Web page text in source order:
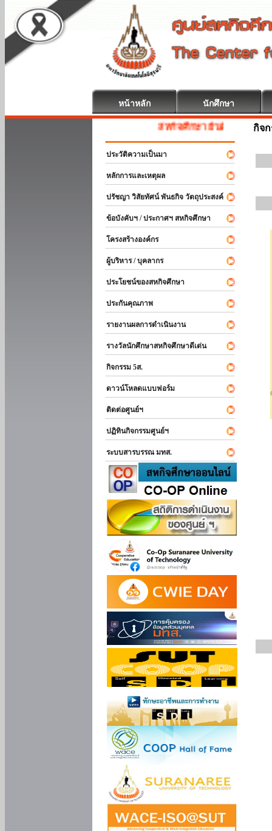
หน้าหลัก นักศึกษา
สหกิจศึกษา ยินดีต้อนรับ
ประวัติความเป็นมา
หลักการและเหตุผล
ปรัชญา วิสัยทัศน์ พันธกิจ วัตถุประสงค์
ข้อบังคับฯ / ประกาศฯ สหกิจศึกษา
โครงสร้างองค์กร
ผู้บริหาร / บุคลากร
ประโยชน์ของสหกิจศึกษา
ประกันคุณภาพ
รายงานผลการดำเนินงาน
รางวัลนักศึกษาสหกิจศึกษาดีเด่น
กิจกรรม 5ส.
ดาวน์โหลดแบบฟอร์ม
ติดต่อศูนย์ฯ
ปฏิทินกิจกรรมศูนย์ฯ
ระบบสารบรรณ มทส.
กิจ